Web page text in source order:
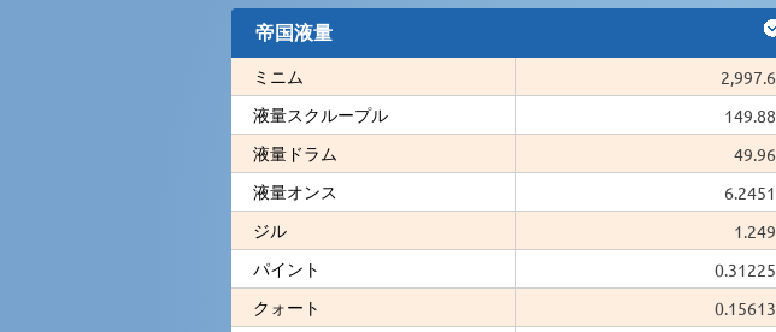
帝国液量
ミニム
2,997.6
液量スクループル
149.88
液量ドラム
49.96
液量オンス
6.2451
ジル
1.249
パイント
0.31225
クォート
0.15613